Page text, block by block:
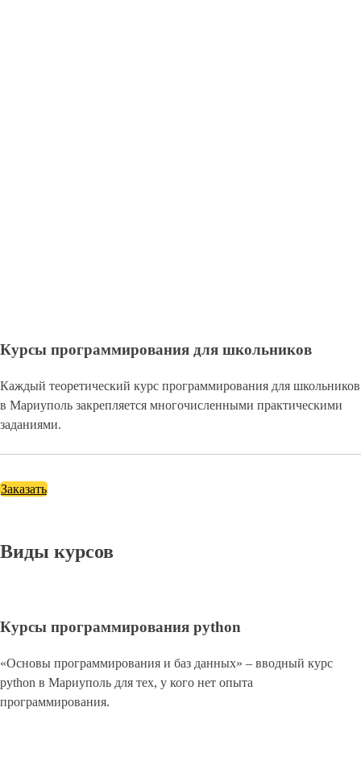
Курсы программирования для школьников
Каждый теоретический курс программирования для школьников
в Мариуполь закрепляется многочисленными практическими
заданиями.
Заказать
Виды курсов
Курсы программирования python
«Основы программирования и баз данных» – вводный курс
python в Мариуполь для тех, у кого нет опыта
программирования.